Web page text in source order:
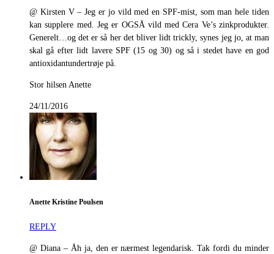
@ Kirsten V – Jeg er jo vild med en SPF-mist, som man hele tiden
kan supplere med. Jeg er OGSÅ vild med Cera Ve’s zinkprodukter.
Generelt…og det er så her det bliver lidt trickly, synes jeg jo, at man
skal gå efter lidt lavere SPF (15 og 30) og så i stedet have en god
antioxidantundertrøje på.
Stor hilsen Anette
24/11/2016
Anette Kristine Poulsen
REPLY
@ Diana – Åh ja, den er nærmest legendarisk. Tak fordi du minder